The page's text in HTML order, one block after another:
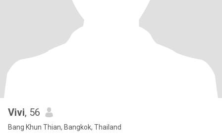
Vivi, 56
Bang Khun Thian, Bangkok, Thailand